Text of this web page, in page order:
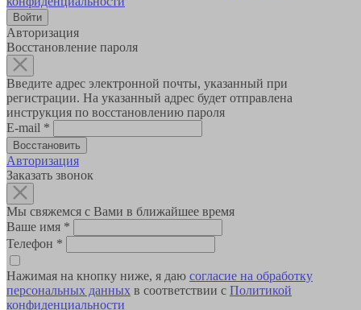
Авторизация
Восстановление пароля
Введите адрес электронной почты, указанный при
регистрации. На указанный адрес будет отправлена
инструкция по восстановлению пароля
E-mail *
Авторизация
Заказать звонок
Мы свяжемся с Вами в ближайшее время
Ваше имя *
Телефон *
Нажимая на кнопку ниже, я даю согласие на обработку
персональных данных в соответствии с Политикой
конфиденциальности